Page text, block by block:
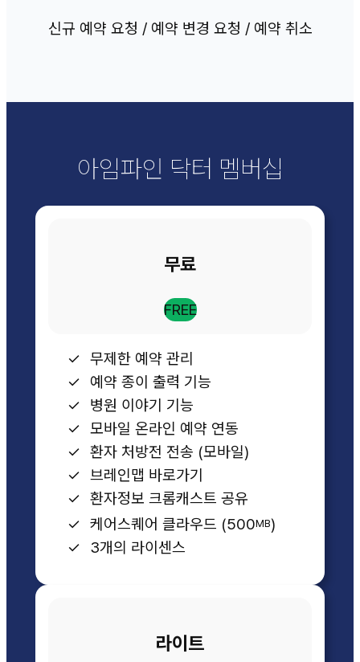
신규 예약 요청 / 예약 변경 요청 / 예약 취소
아임파인 닥터 멤버십
무료
FREE
무제한 예약 관리
예약 종이 출력 기능
병원 이야기 기능
모바일 온라인 예약 연동
환자 처방전 전송 (모바일)
브레인맵 바로가기
환자정보 크롬캐스트 공유
케어스퀘어 클라우드 (500MB)
3개의 라이센스
라이트